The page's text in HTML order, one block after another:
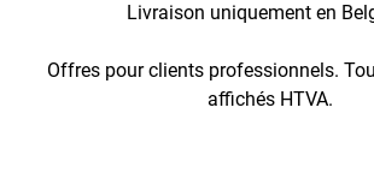
Livraison uniquement en
Offres pour clients professionnels.
affichés HTVA.